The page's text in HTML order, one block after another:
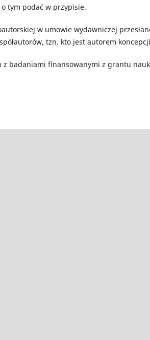
tym podać w przypisie.
w umowie wydawniczej
tzn. kto jest autorem
z badaniami finansowanymi z grantu